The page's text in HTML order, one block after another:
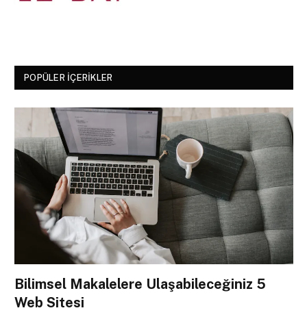
POPÜLER İÇERIKLER
Bilimsel Makalelere Ulaşabileceğiniz 5
Web Sitesi